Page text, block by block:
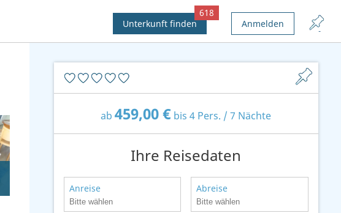
Unterkunft finden
618
Anmelden
ab459,00 € bis 4 Pers. / 7 Nächte
Ihre Reisedaten
Anreise Abreise